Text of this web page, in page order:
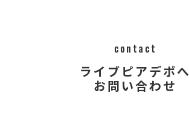
contact
ライブピアデポへ
​​​​​​​​​​​​​​お問い合わせ